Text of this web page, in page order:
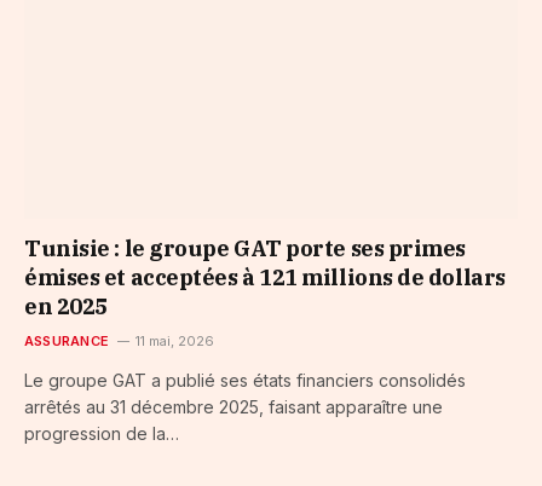
Tunisie : le groupe GAT porte ses primes
émises et acceptées à 121 millions de dollars
en 2025
ASSURANCE 11 mai, 2026
Le groupe GAT a publié ses états financiers consolidés
arrêtés au 31 décembre 2025, faisant apparaître une
progression de la…